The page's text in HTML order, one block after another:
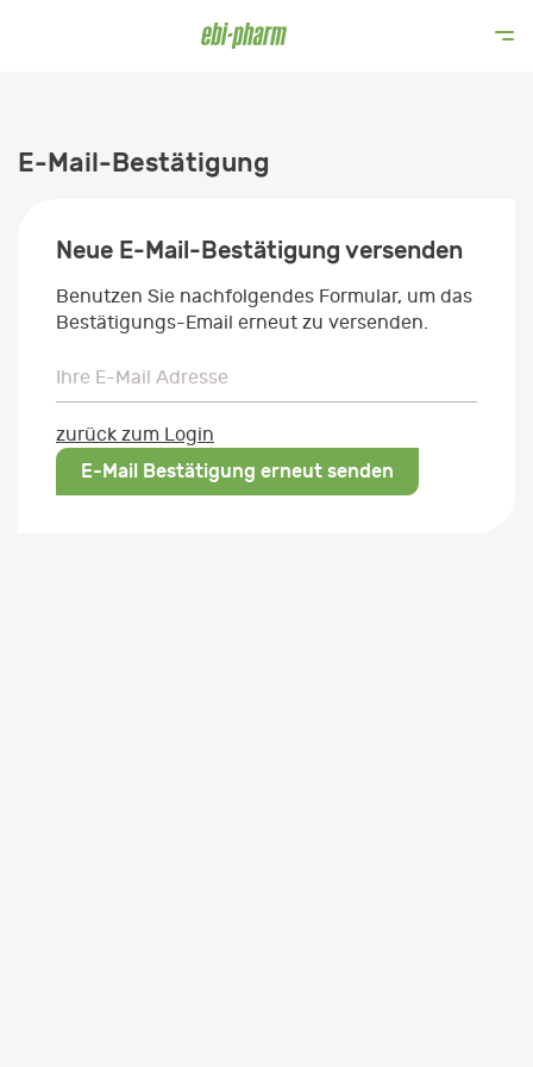
E-Mail-Bestätigung
Neue E-Mail-Bestätigung versenden
Benutzen Sie nachfolgendes Formular, um das
Bestätigungs-Email erneut zu versenden.
Ihre E-Mail Adresse
Ihre E-Mail Adresse
zurück zum Login
E-Mail Bestätigung erneut senden